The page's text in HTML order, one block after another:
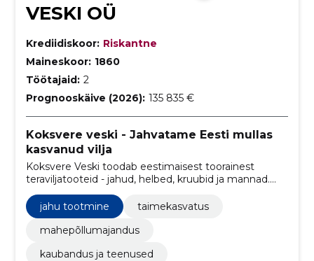
VESKI OÜ
Krediidiskoor: Riskantne
Maineskoor: 1860
Töötajaid: 2
Prognooskäive (2026): 135 835 €
Koksvere veski - Jahvatame Eesti mullas
kasvanud vilja
Koksvere Veski toodab eestimaisest toorainest
teraviljatooteid - jahud, helbed, kruubid ja mannad.
Meie toodete valikus on püülijahud, täisterajahud.
jahu tootmine
taimekasvatus
mahepõllumajandus
kaubandus ja teenused